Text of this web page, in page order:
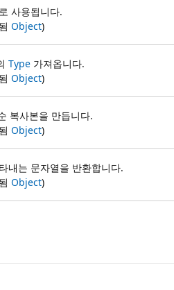
사용됩니다.
Object)
Type 가져옵니다.
Object)
복사본을 만듭니다.
Object)
내는 문자열을 반환합니다.
Object)